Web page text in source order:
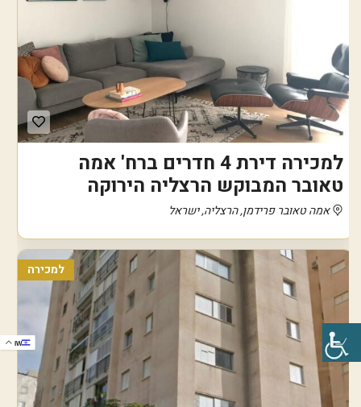
למכירה דירת 4 חדרים ברח' אמה
טאובר המבוקש הרצליה הירוקה
אמה טאובר פרידמן, הרצליה, ישראל
למכירה
IW